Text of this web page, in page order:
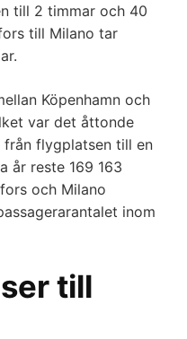
till 2 timmar och 40
till Milano tar
Köpenhamn och
var det åttonde
från flygplatsen till en
år reste 169 163
och Milano
inom
till